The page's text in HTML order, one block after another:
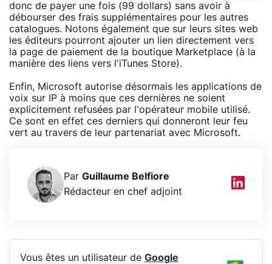
donc de payer une fois (99 dollars) sans avoir à
débourser des frais supplémentaires pour les autres
catalogues. Notons également que sur leurs sites web
les éditeurs pourront ajouter un lien directement vers
la page de paiement de la boutique Marketplace (à la
manière des liens vers l'iTunes Store).
Enfin, Microsoft autorise désormais les applications de
voix sur IP à moins que ces dernières ne soient
explicitement refusées par l'opérateur mobile utilisé.
Ce sont en effet ces derniers qui donneront leur feu
vert au travers de leur partenariat avec Microsoft.
Par Guillaume Belfiore
Rédacteur en chef adjoint
Vous êtes un utilisateur de Google